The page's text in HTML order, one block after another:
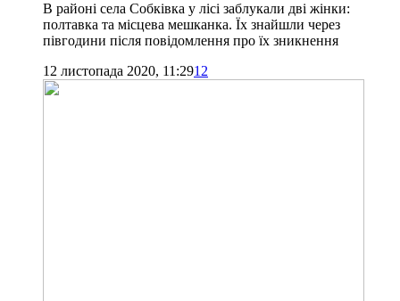
В районі села Собківка у лісі заблукали дві жінки:
полтавка та місцева мешканка. Їх знайшли через
півгодини після повідомлення про їх зникнення
12 листопада 2020, 11:2912